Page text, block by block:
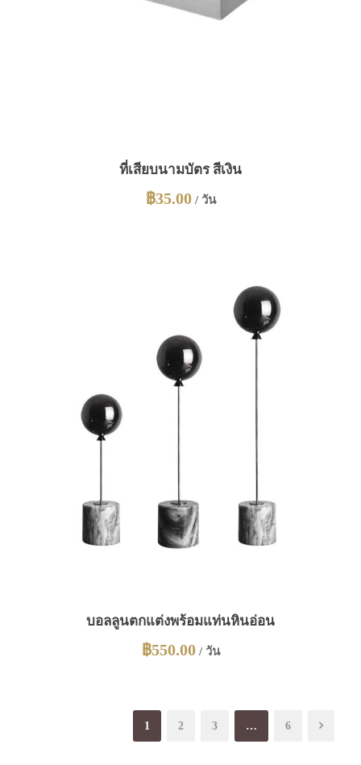
ที่เสียบนามบัตร สีเงิน
฿35.00/ วัน
บอลลูนตกแต่งพร้อมแท่นหินอ่อน
฿550.00/ วัน
1 2 3 … 6